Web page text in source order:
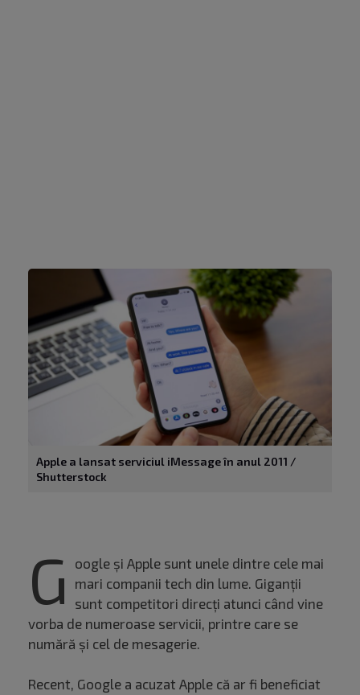
Apple a lansat serviciul iMessage în anul 2011 /
Shutterstock
G
oogle și Apple sunt unele dintre cele mai
mari companii tech din lume. Giganții
sunt competitori direcți atunci când vine
vorba de numeroase servicii, printre care se
numără și cel de mesagerie.
Recent, Google a acuzat Apple că ar fi beneficiat